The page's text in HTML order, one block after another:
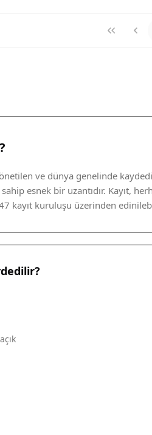
ve dünya genelinde
esnek bir uzantıdır. Kayıt,
kayıt kuruluşu üzerinden